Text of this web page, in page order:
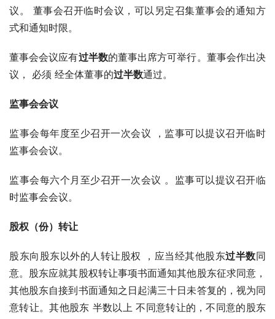
议。 董事会召开临时会议，可以另定召集董事会的通知方
式和通知时限。
董事会会议应有过半数的董事出席方可举行。董事会作出决
议， 必须 经全体董事的过半数通过。
监事会会议
监事会每年度至少召开一次会议 ，监事可以提议召开临时
监事会会议。
监事会每六个月至少召开一次会议 。监事可以提议召开临
时监事会会议。
股权（份）转让
股东向股东以外的人转让股权 ，应当经其他股东过半数同
意。股东应就其股权转让事项书面通知其他股东征求同意，
其他股东自接到书面通知之日起满三十日未答复的，视为同
意转让。其他股东 半数以上 不同意转让的，不同意的股东